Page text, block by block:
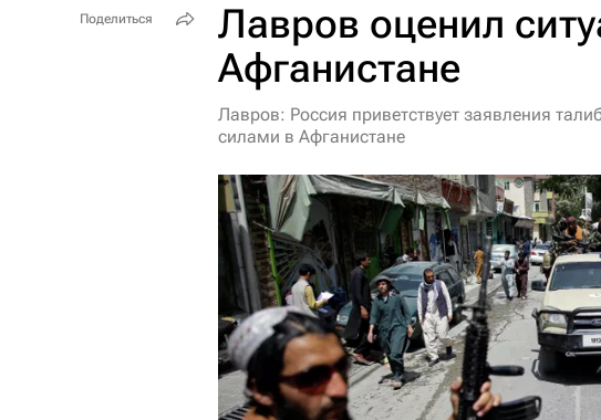
Лавров оценил
Афганистане
Лавров: Россия приветствует заявления
силами в Афганистане
Поделиться